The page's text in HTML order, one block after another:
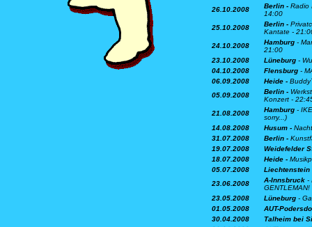
26.10.2008
Berlin - Radio
14:00
25.10.2008
Berlin -
Kantate -
24.10.2008
Hamburg -
21:00
23.10.2008
Lüneburg -
04.10.2008
Flensburg -
06.09.2008
Heide -
05.09.2008
Berlin -
Konzert -
21.08.2008
Hamburg -
sorry...)
14.08.2008
Husum -
31.07.2008
Berlin -
19.07.2008
Weidefelder
18.07.2008
Heide -
05.07.2008
Liechtenstein
23.06.2008
A-Innsbruck -
23.05.2008
Lüneburg -
01.05.2008
AUT-
30.04.2008
Talheim bei